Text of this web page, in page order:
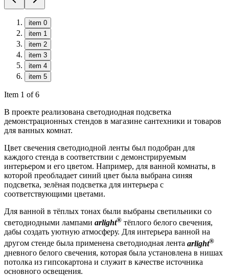
item 0
item 1
item 2
item 3
item 4
item 5
Item 1 of 6
В проекте реализована светодиодная подсветка
демонстрационных стендов в магазине сантехники и товаров
для ванных комнат.
Цвет свечения светодиодной ленты был подобран для
каждого стенда в соответствии с демонстрируемым
интерьером и его цветом. Например, для ванной комнаты, в
которой преобладает синий цвет была выбрана синяя
подсветка, зелёная подсветка для интерьера с
соответствующими цветами.
Для ванной в тёплых тонах были выбраны светильники со
светодиодными лампами arlight® тёплого белого свечения,
дабы создать уютную атмосферу. Для интерьера ванной на
другом стенде была применена светодиодная лента arlight®
дневного белого свечения, которая была установлена в нишах
потолка из гипсокартона и служит в качестве источника
основного освещения.